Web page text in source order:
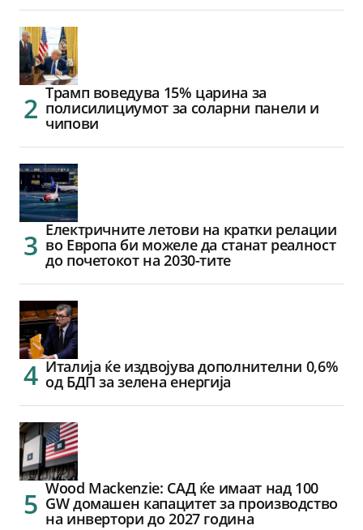
Трамп воведува 15% царина за
полисилициумот за соларни панели и
чипови
Електричните летови на кратки релации
во Европа би можеле да станат реалност
до почетокот на 2030-тите
Италија ќе издвојува дополнителни 0,6%
од БДП за зелена енергија
Wood Mackenzie: САД ќе имаат над 100
GW домашен капацитет за производство
на инвертори до 2027 година